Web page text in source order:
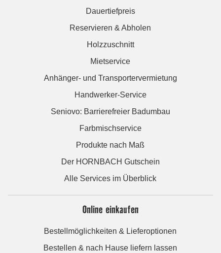
Dauertiefpreis
Reservieren & Abholen
Holzzuschnitt
Mietservice
Anhänger- und Transportervermietung
Handwerker-Service
Seniovo: Barrierefreier Badumbau
Farbmischservice
Produkte nach Maß
Der HORNBACH Gutschein
Alle Services im Überblick
Online einkaufen
Bestellmöglichkeiten & Lieferoptionen
Bestellen & nach Hause liefern lassen